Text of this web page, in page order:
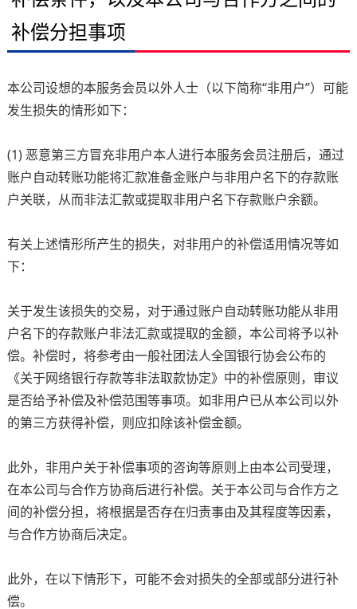
补偿分担事项
本公司设想的本服务会员以外人士（以下简称“非用户”）可能
发生损失的情形如下：
(1) 恶意第三方冒充非用户本人进行本服务会员注册后，通过
账户自动转账功能将汇款准备金账户与非用户名下的存款账
户关联，从而非法汇款或提取非用户名下存款账户余额。
有关上述情形所产生的损失，对非用户的补偿适用情况等如
下：
关于发生该损失的交易，对于通过账户自动转账功能从非用
户名下的存款账户非法汇款或提取的金额，本公司将予以补
偿。补偿时，将参考由一般社团法人全国银行协会公布的
《关于网络银行存款等非法取款协定》中的补偿原则，审议
是否给予补偿及补偿范围等事项。如非用户已从本公司以外
的第三方获得补偿，则应扣除该补偿金额。
此外，非用户关于补偿事项的咨询等原则上由本公司受理，
在本公司与合作方协商后进行补偿。关于本公司与合作方之
间的补偿分担，将根据是否存在归责事由及其程度等因素，
与合作方协商后决定。
此外，在以下情形下，可能不会对损失的全部或部分进行补
偿。